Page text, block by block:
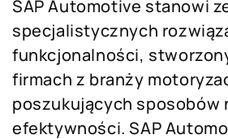
SAP Automotive stanowi
specjalistycznych
funkcjonalności,
firmach z branży
poszukujących sposobów
efektywności. SAP